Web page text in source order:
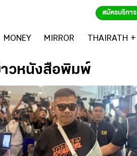
สมัครบริการ
MONEY MIRROR THAIRATH +
วหนังสือพิมพ์